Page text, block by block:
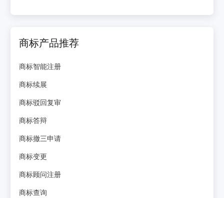
商标产品推荐
商标智能注册
商标续展
商标驳回复审
商标答辩
商标撤三申请
商标变更
商标顾问注册
商标查询